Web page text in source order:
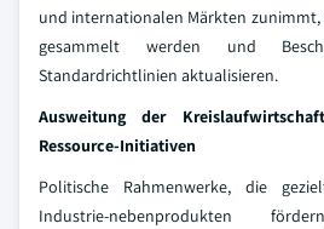
und internationalen Märkten
gesammelt werden und
Standardrichtlinien aktualisieren.
Ausweitung der
Ressource-Initiativen
Politische Rahmenwerke, die
Industrie-nebenprodukten